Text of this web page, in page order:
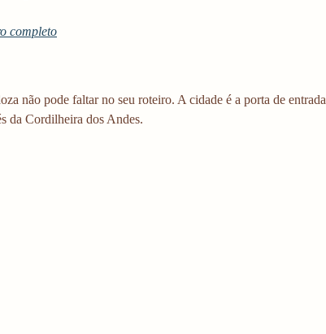
completo
não pode faltar no seu roteiro. A cidade é a porta de entrada
da Cordilheira dos Andes.